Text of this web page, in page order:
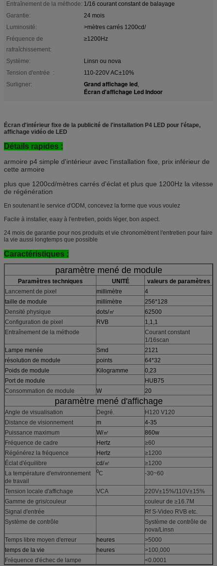
Entraînement de la méthode: 1/16 courant constant de balayage
Garantie:
24 mois
Luminosité:
>mètres carrés 1200cd/
Fréquence de
rafraîchissement:
≥1200Hz
Système:
Linsn ou nova
Tension d'entrée :
110-220V AC±10%
Surligner:
Grand affichage led,
Écran d'affichage Led Indoor
Écran d'intérieur fixe de la publicité de l'installation P4 LED pour l'étape,
affichage vidéo de LED
Détails rapides :
armoire p4 simple d'intérieur avec l'installation fixe, prix inférieur de
cette armoire
plus que 1200cd/mètres carrés d'éclat et plus que 1200Hz la vitesse
de régénération
En soutenant le service d'ODM, concevez la forme que vous voulez
Facile à installer, eaay à l'entretien, poids léger, bon aspect.
24 mois de garantie pour nos produits et vie chronomètrent l'entretien pour faire
la vie aussi longtemps que possible
Caractéristiques :
paramètre mené de module
Paramètres techniques UNITÉ
valeurs de paramètres
Lancement de pixel
millimètre
4
taille de module
millimètre
256*128
Densité physique
dots/㎡
62500
Configuration de pixel
RVB
1,1,1
Entraînement de la méthode
Courant constant
1/16scan
Lampe menée
Smd
2121
résolution de module
points
64*32
Poids de module
Kilogramme
0,23
Port de module
HUB75
Consommation de module
W 20
paramètre mené d'affichage
Angle de visualisation Degré.
H120 V120
Distance de visionnement
m
4-35
Puissance maximum
W/㎡
860w
Fréquence de cadre
Hertz
≥60
Régénérez la fréquence
Hertz
≥1200
Éclat d'équilibre
cd/㎡
≥1200
La température d'environnement
de travail
0C -30~60
Tension locale d'affichage VCA
220V±15%/110V±15%
Gamme de gris/couleur
couleur de ≥16.7M
Signal d'entrée
Rf S-Video RVB etc.
Système de contrôle
Système de contrôle de
nova/Linsn
Temps libre moyen d'erreur
heures
>5000
temps de la vie
heures
>100,000
Fréquence d'échec de lampe
<0.0001